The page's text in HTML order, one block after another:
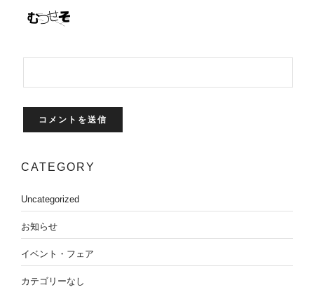
CATEGORY
Uncategorized
お知らせ
イベント・フェア
カテゴリーなし